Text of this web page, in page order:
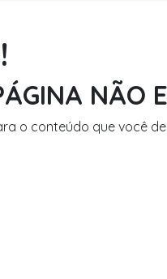
NÃO
o conteúdo que você